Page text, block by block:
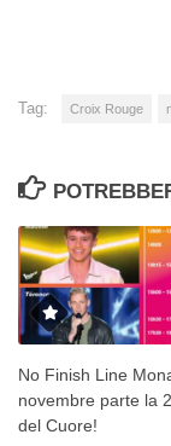
Tag: Croix Rouge
No Finish Line
novembre parte la
del Cuore!